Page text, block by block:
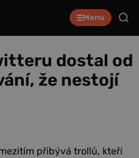
Menu
dostal od
že nestojí
přibývá trollů, kteří